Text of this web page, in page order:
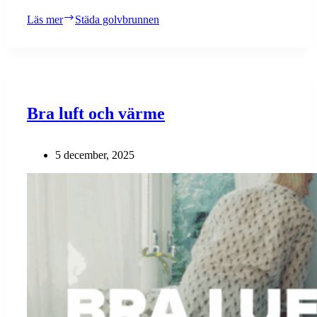
Läs mer Städa golvbrunnen
Bra luft och värme
5 december, 2025